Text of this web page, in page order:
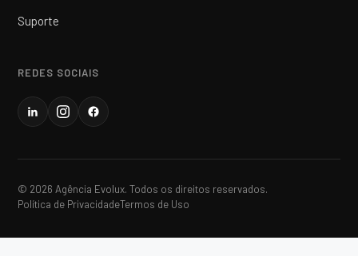
Suporte
REDES SOCIAIS
© 2026 Agência Evolux. Todos os direitos reservados.
Política de PrivacidadeTermos de Uso